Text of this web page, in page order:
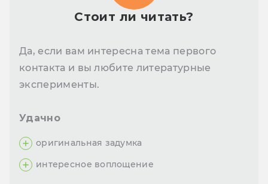
Стоит ли читать?
Да, если вам интересна тема первого
контакта и вы любите литературные
эксперименты.
Удачно
оригинальная задумка
интересное воплощение